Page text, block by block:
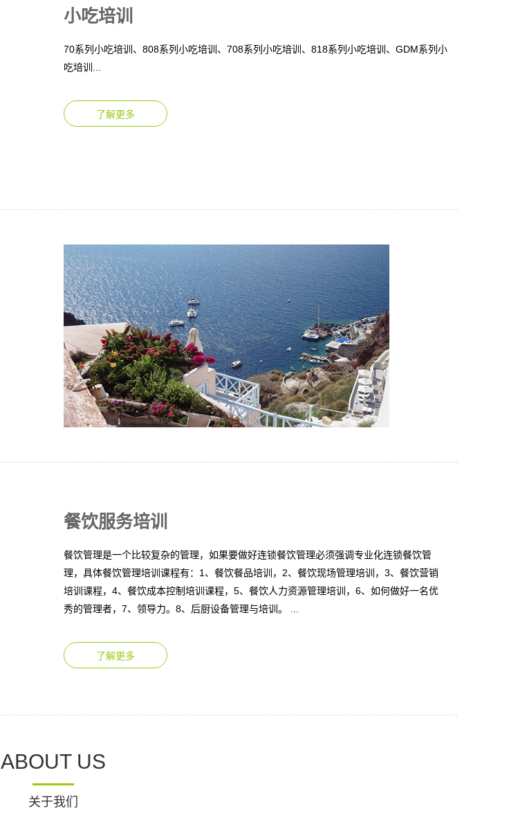
小吃培训
70系列小吃培训、808系列小吃培训、708系列小吃培训、818系列小吃培训、GDM系列小
吃培训...
了解更多
餐饮服务培训
餐饮管理是一个比较复杂的管理，如果要做好连锁餐饮管理必须强调专业化连锁餐饮管
理，具体餐饮管理培训课程有：1、餐饮餐品培训，2、餐饮现场管理培训，3、餐饮营销
培训课程，4、餐饮成本控制培训课程，5、餐饮人力资源管理培训，6、如何做好一名优
秀的管理者，7、领导力。8、后厨设备管理与培训。 ...
了解更多
ABOUT US
关于我们